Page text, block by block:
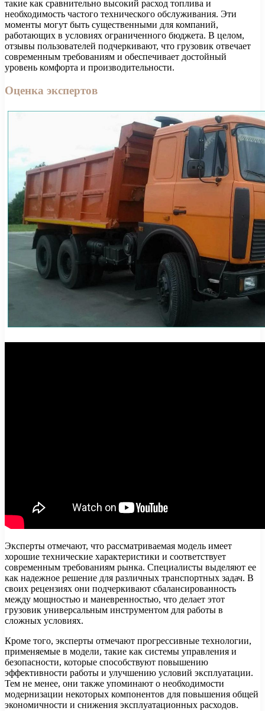
такие как сравнительно высокий расход топлива и
необходимость частого технического обслуживания. Эти
моменты могут быть существенными для компаний,
работающих в условиях ограниченного бюджета. В целом,
отзывы пользователей подчеркивают, что грузовик отвечает
современным требованиям и обеспечивает достойный
уровень комфорта и производительности.
Оценка экспертов
Эксперты отмечают, что рассматриваемая модель имеет
хорошие технические характеристики и соответствует
современным требованиям рынка. Специалисты выделяют ее
как надежное решение для различных транспортных задач. В
своих рецензиях они подчеркивают сбалансированность
между мощностью и маневренностью, что делает этот
грузовик универсальным инструментом для работы в
сложных условиях.
Кроме того, эксперты отмечают прогрессивные технологии,
применяемые в модели, такие как системы управления и
безопасности, которые способствуют повышению
эффективности работы и улучшению условий эксплуатации.
Тем не менее, они также упоминают о необходимости
модернизации некоторых компонентов для повышения общей
экономичности и снижения эксплуатационных расходов.